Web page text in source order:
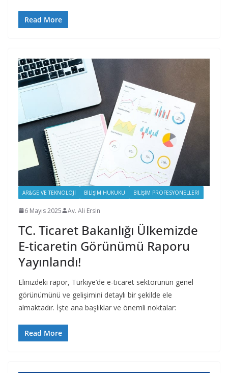
Read More
AR&GE VE TEKNOLOJI BILIŞIM HUKUKU BILIŞIM PROFESYONELLERI
6 Mayıs 2025 Av. Ali Ersin
TC. Ticaret Bakanlığı Ülkemizde
E-ticaretin Görünümü Raporu
Yayınlandı!
Elinizdeki rapor, Türkiye’de e-ticaret sektörünün genel
görünümünü ve gelişimini detaylı bir şekilde ele
almaktadır. İşte ana başlıklar ve önemli noktalar:
Read More